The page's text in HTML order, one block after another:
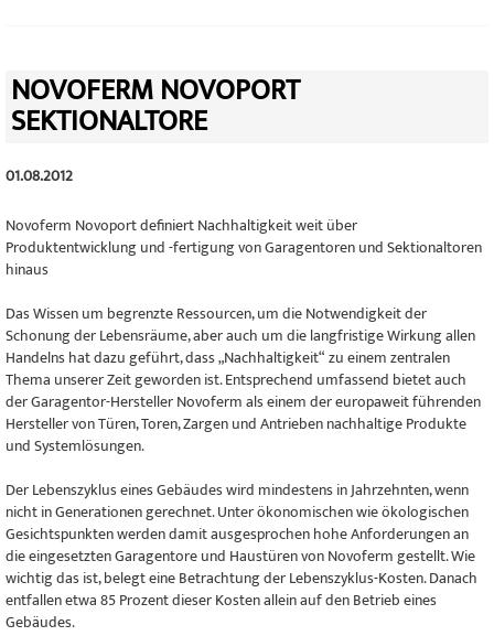
NOVOFERM NOVOPORT
SEKTIONALTORE
01.08.2012
Novoferm Novoport definiert Nachhaltigkeit weit über
Produktentwicklung und -fertigung von Garagentoren und Sektionaltoren
hinaus
Das Wissen um begrenzte Ressourcen, um die Notwendigkeit der
Schonung der Lebensräume, aber auch um die langfristige Wirkung allen
Handelns hat dazu geführt, dass „Nachhaltigkeit“ zu einem zentralen
Thema unserer Zeit geworden ist. Entsprechend umfassend bietet auch
der Garagentor-Hersteller Novoferm als einem der europaweit führenden
Hersteller von Türen, Toren, Zargen und Antrieben nachhaltige Produkte
und Systemlösungen.
Der Lebenszyklus eines Gebäudes wird mindestens in Jahrzehnten, wenn
nicht in Generationen gerechnet. Unter ökonomischen wie ökologischen
Gesichtspunkten werden damit ausgesprochen hohe Anforderungen an
die eingesetzten Garagentore und Haustüren von Novoferm gestellt. Wie
wichtig das ist, belegt eine Betrachtung der Lebenszyklus-Kosten. Danach
entfallen etwa 85 Prozent dieser Kosten allein auf den Betrieb eines
Gebäudes.